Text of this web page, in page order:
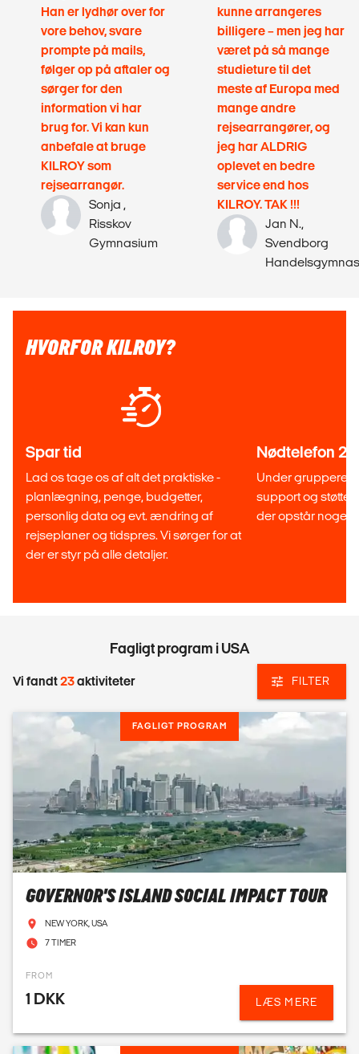
Han er lydhør over for
vore behov, svare
prompte på mails,
følger op på aftaler og
sørger for den
information vi har
brug for. Vi kan kun
anbefale at bruge
KILROY som
rejsearrangør.
Sonja ,
Risskov
Gymnasium
kunne arrangeres
billigere – men jeg har
været på så mange
studieture til det
meste af Europa med
mange andre
rejsearrangører, og
jeg har ALDRIG
oplevet en bedre
service end hos
KILROY. TAK !!!
Jan N.,
Svendborg
HVORFOR KILROY?
Spar tid
Lad os tage os af alt det praktiske -
planlægning, penge, budgetter,
personlig data og evt. ændring af
rejseplaner og tidspres. Vi sørger for at
der er styr på alle detaljer.
Nødtelefon
Under
support og støtte
der opstår noget
Fagligt program i USA
Vi fandt23aktiviteter FILTER
FAGLIGT PROGRAM
GOVERNOR'S ISLAND SOCIAL IMPACT TOUR
NEW YORK, USA
7 TIMER
FROM
1 DKK LÆS MERE